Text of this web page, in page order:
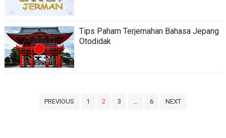
Tips Paham Terjemahan Bahasa Jepang
Otodidak
PREVIOUS 1 2 3 … 6 NEXT